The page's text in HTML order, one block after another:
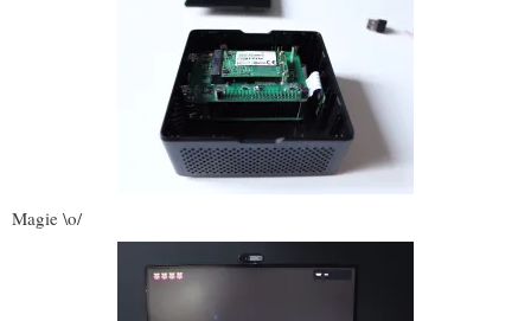
Magie \o/